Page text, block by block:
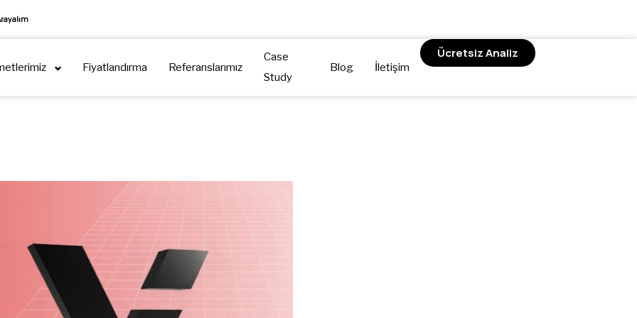
Fiyatlandırma Referanslarımız
Case
Study
Blog İletişim
Ücretsiz Analiz